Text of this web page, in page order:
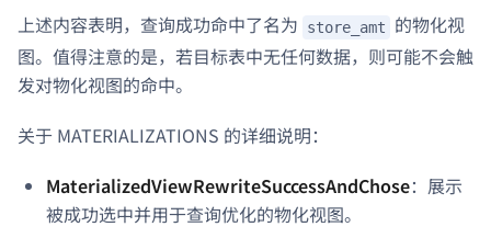
上述内容表明，查询成功命中了名为 store_amt
的物化视
图。值得注意的是，若目标表中无任何数据，则可能不会触
发对物化视图的命中。
关于 MATERIALIZATIONS 的详细说明：
MaterializedViewRewriteSuccessAndChose：展示
被成功选中并用于查询优化的物化视图。